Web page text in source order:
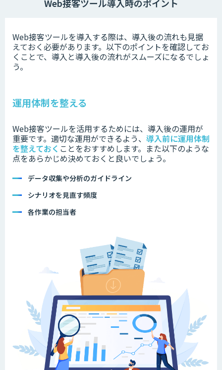
Web接客ツール導入時のポイント
Web接客ツールを導入する際は、導入後の流れも見据
えておく必要があります。以下のポイントを確認してお
くことで、導入と導入後の流れがスムーズになるでしょ
う。
運用体制を整える
Web接客ツールを活用するためには、導入後の運用が
重要です。適切な運用ができるよう、 導入前に運用体制
を整えておく ことをおすすめします。また以下のような
点をあらかじめ決めておくと良いでしょう。
データ収集や分析のガイドライン
シナリオを見直す頻度
各作業の担当者